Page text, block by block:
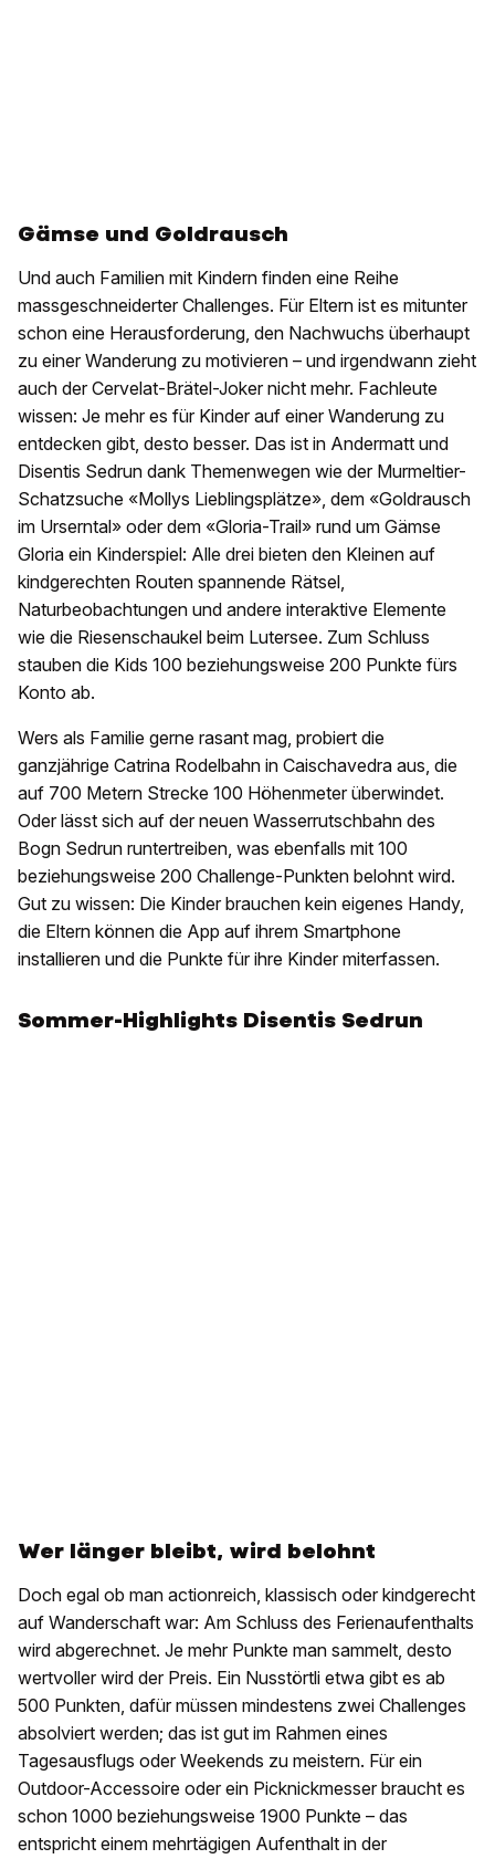
Gämse und Goldrausch
Und auch Familien mit Kindern finden eine Reihe
massgeschneiderter Challenges. Für Eltern ist es mitunter
schon eine Herausforderung, den Nachwuchs überhaupt
zu einer Wanderung zu motivieren – und irgendwann zieht
auch der Cervelat-Brätel-Joker nicht mehr. Fachleute
wissen: Je mehr es für Kinder auf einer Wanderung zu
entdecken gibt, desto besser. Das ist in Andermatt und
Disentis Sedrun dank Themenwegen wie der Murmeltier-
Schatzsuche «Mollys Lieblingsplätze», dem «Goldrausch
im Urserntal» oder dem «Gloria-Trail» rund um Gämse
Gloria ein Kinderspiel: Alle drei bieten den Kleinen auf
kindgerechten Routen spannende Rätsel,
Naturbeobachtungen und andere interaktive Elemente
wie die Riesenschaukel beim Lutersee. Zum Schluss
stauben die Kids 100 beziehungsweise 200 Punkte fürs
Konto ab.
Wers als Familie gerne rasant mag, probiert die
ganzjährige Catrina Rodelbahn in Caischavedra aus, die
auf 700 Metern Strecke 100 Höhenmeter überwindet.
Oder lässt sich auf der neuen Wasserrutschbahn des
Bogn Sedrun runtertreiben, was ebenfalls mit 100
beziehungsweise 200 Challenge-Punkten belohnt wird.
Gut zu wissen: Die Kinder brauchen kein eigenes Handy,
die Eltern können die App auf ihrem Smartphone
installieren und die Punkte für ihre Kinder miterfassen.
Sommer-Highlights Disentis Sedrun
Wer länger bleibt, wird belohnt
Doch egal ob man actionreich, klassisch oder kindgerecht
auf Wanderschaft war: Am Schluss des Ferienaufenthalts
wird abgerechnet. Je mehr Punkte man sammelt, desto
wertvoller wird der Preis. Ein Nusstörtli etwa gibt es ab
500 Punkten, dafür müssen mindestens zwei Challenges
absolviert werden; das ist gut im Rahmen eines
Tagesausflugs oder Weekends zu meistern. Für ein
Outdoor-Accessoire oder ein Picknickmesser braucht es
schon 1000 beziehungsweise 1900 Punkte – das
entspricht einem mehrtägigen Aufenthalt in der